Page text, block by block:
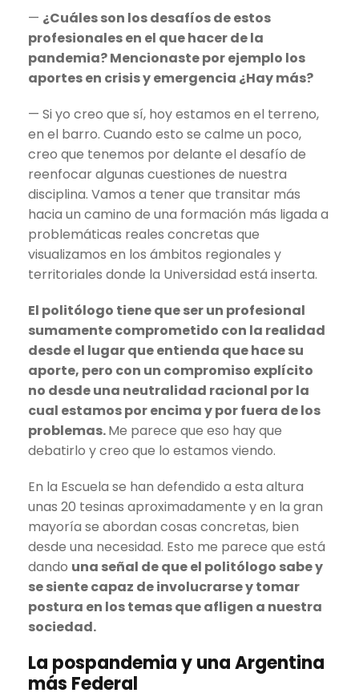
— ¿Cuáles son los desafíos de estos
profesionales en el que hacer de la
pandemia? Mencionaste por ejemplo los
aportes en crisis y emergencia ¿Hay más?
— Si yo creo que sí, hoy estamos en el terreno,
en el barro. Cuando esto se calme un poco,
creo que tenemos por delante el desafío de
reenfocar algunas cuestiones de nuestra
disciplina. Vamos a tener que transitar más
hacia un camino de una formación más ligada a
problemáticas reales concretas que
visualizamos en los ámbitos regionales y
territoriales donde la Universidad está inserta.
El politólogo tiene que ser un profesional
sumamente comprometido con la realidad
desde el lugar que entienda que hace su
aporte, pero con un compromiso explícito
no desde una neutralidad racional por la
cual estamos por encima y por fuera de los
problemas.Me parece que eso hay que
debatirlo y creo que lo estamos viendo.
En la Escuela se han defendido a esta altura
unas 20 tesinas aproximadamente y en la gran
mayoría se abordan cosas concretas, bien
desde una necesidad. Esto me parece que está
dando una señal de que el politólogo sabe y
se siente capaz de involucrarse y tomar
postura en los temas que afligen a nuestra
sociedad.
La pospandemia y una Argentina
más Federal